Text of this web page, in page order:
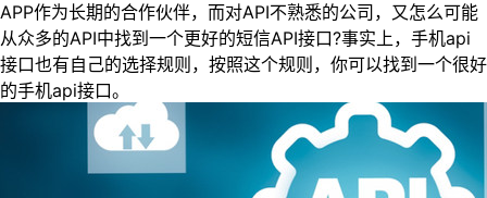
APP作为长期的合作伙伴，而对API不熟悉的公司，又怎么可能
从众多的API中找到一个更好的短信API接口?事实上，手机api
接口也有自己的选择规则，按照这个规则，你可以找到一个很好
的手机api接口。